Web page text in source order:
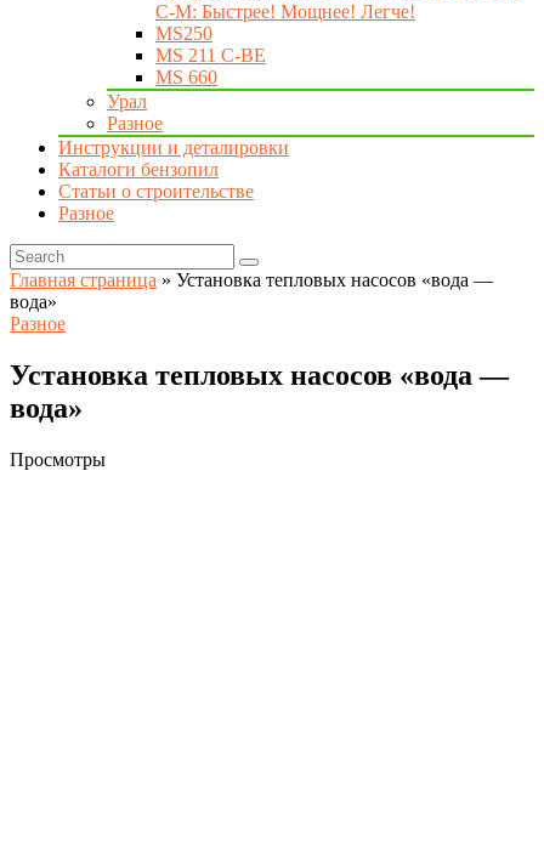
C-M: Быстрее! Мощнее! Легче!
MS250
MS 211 C-BE
MS 660
Урал
Разное
Инструкции и деталировки
Каталоги бензопил
Статьи о строительстве
Разное
Главная страница » Установка тепловых насосов «вода —
вода»
Разное
Установка тепловых насосов «вода —
вода»
Просмотры